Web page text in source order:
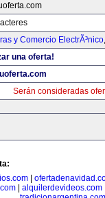
y Comercio ElectrÃ³nico
una oferta!
Serán consideradas
alquilerdevideos.com